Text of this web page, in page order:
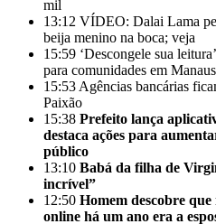
mil
13:12 VÍDEO: Dalai Lama
beija menino na boca; veja
15:59 ‘Descongele sua
para comunidades em Manaus
15:53 Agências bancárias
Paixão
15:38 Prefeito lança
destaca ações para
público
13:10 Babá da filha de
incrível”
12:50 Homem descobre
online há um ano era a